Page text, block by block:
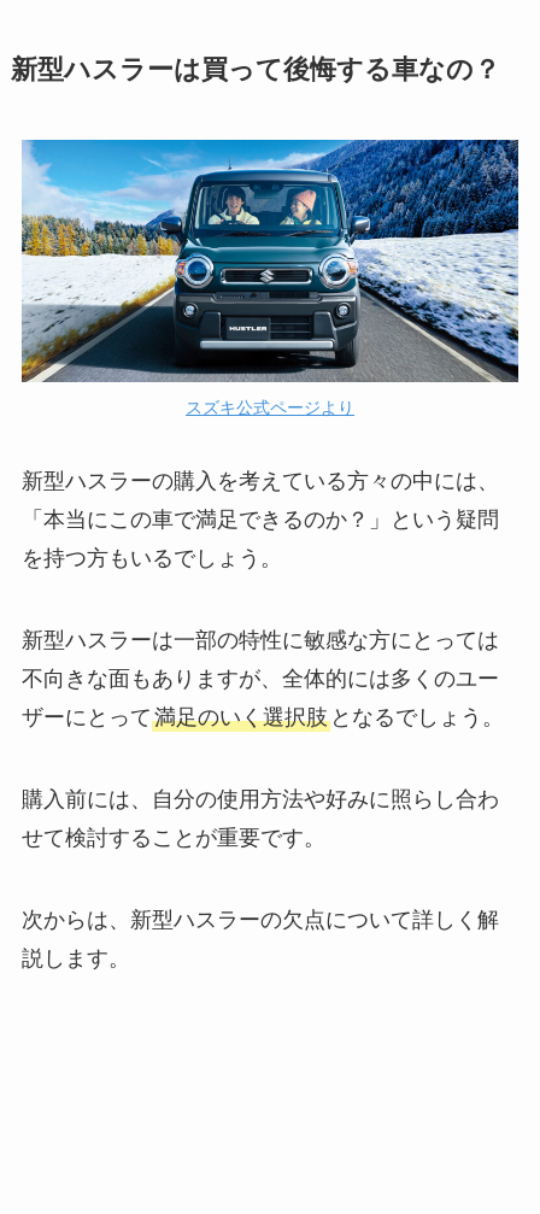
新型ハスラーは買って後悔する車なの？
スズキ公式ページより
新型ハスラーの購入を考えている方々の中には、
「本当にこの車で満足できるのか？」という疑問
を持つ方もいるでしょう。
新型ハスラーは一部の特性に敏感な方にとっては
不向きな面もありますが、全体的には多くのユー
ザーにとって満足のいく選択肢となるでしょう。
購入前には、自分の使用方法や好みに照らし合わ
せて検討することが重要です。
次からは、新型ハスラーの欠点について詳しく解
説します。